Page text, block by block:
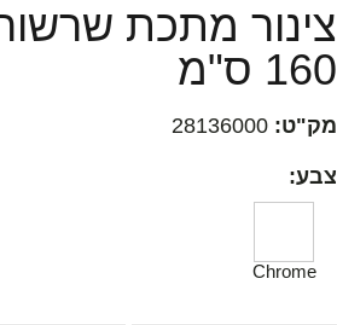
צינור מתכת
160 ס"מ
מק"ט: 28136000
צבע:
Chrome